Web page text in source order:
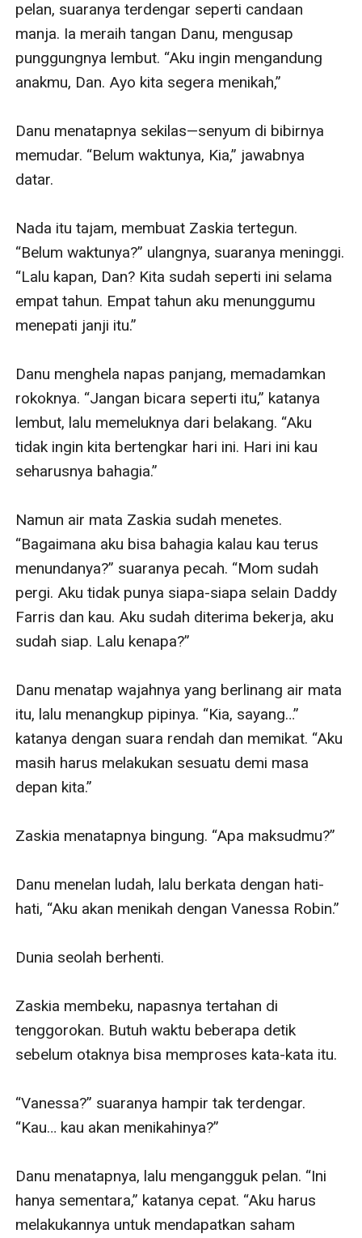
pelan, suaranya terdengar seperti candaan
manja. Ia meraih tangan Danu, mengusap
punggungnya lembut. “Aku ingin mengandung
anakmu, Dan. Ayo kita segera menikah,”
Danu menatapnya sekilas—senyum di bibirnya
memudar. “Belum waktunya, Kia,” jawabnya
datar.
Nada itu tajam, membuat Zaskia tertegun.
“Belum waktunya?” ulangnya, suaranya meninggi.
“Lalu kapan, Dan? Kita sudah seperti ini selama
empat tahun. Empat tahun aku menunggumu
menepati janji itu.”
Danu menghela napas panjang, memadamkan
rokoknya. “Jangan bicara seperti itu,” katanya
lembut, lalu memeluknya dari belakang. “Aku
tidak ingin kita bertengkar hari ini. Hari ini kau
seharusnya bahagia.”
Namun air mata Zaskia sudah menetes.
“Bagaimana aku bisa bahagia kalau kau terus
menundanya?” suaranya pecah. “Mom sudah
pergi. Aku tidak punya siapa-siapa selain Daddy
Farris dan kau. Aku sudah diterima bekerja, aku
sudah siap. Lalu kenapa?”
Danu menatap wajahnya yang berlinang air mata
itu, lalu menangkup pipinya. “Kia, sayang…”
katanya dengan suara rendah dan memikat. “Aku
masih harus melakukan sesuatu demi masa
depan kita.”
Zaskia menatapnya bingung. “Apa maksudmu?”
Danu menelan ludah, lalu berkata dengan hati-
hati, “Aku akan menikah dengan Vanessa Robin.”
Dunia seolah berhenti.
Zaskia membeku, napasnya tertahan di
tenggorokan. Butuh waktu beberapa detik
sebelum otaknya bisa memproses kata-kata itu.
“Vanessa?” suaranya hampir tak terdengar.
“Kau… kau akan menikahinya?”
Danu menatapnya, lalu mengangguk pelan. “Ini
hanya sementara,” katanya cepat. “Aku harus
melakukannya untuk mendapatkan saham